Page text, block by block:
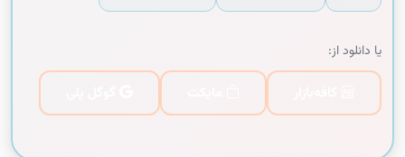
یا دانلود از: